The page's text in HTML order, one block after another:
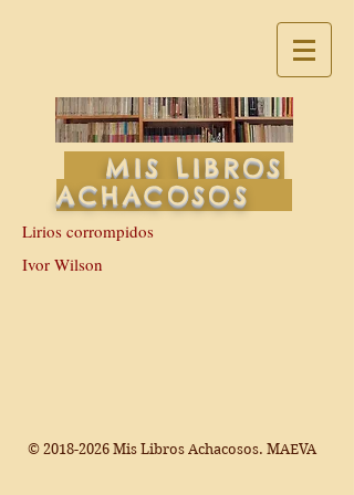
MIS LIBROS
ACHACOSOS
Lirios corrompidos
Ivor Wilson
© 2018-2026 Mis Libros Achacosos. MAEVA